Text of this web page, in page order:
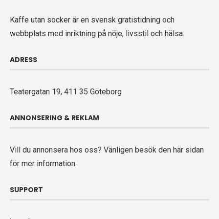
Kaffe utan socker är en svensk gratistidning och
webbplats med inriktning på nöje, livsstil och hälsa.
ADRESS
Teatergatan 19, 411 35 Göteborg
ANNONSERING & REKLAM
Vill du annonsera hos oss? Vänligen besök den här sidan
för mer information.
SUPPORT